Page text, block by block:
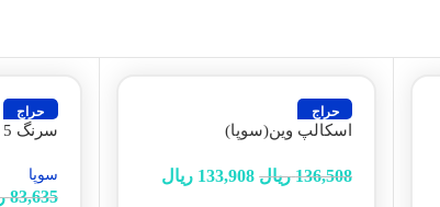
حراج
اسکالپ وین(سوپا)
136,508 ریال 133,908 ریال
حراج
سوپا
83,635